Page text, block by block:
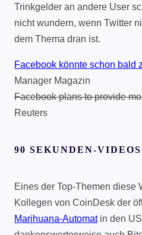
Trinkgelder an andere User
nicht wundern, wenn Twitter
dem Thema dran ist.
Facebook könnte schon bald
Manager Magazin
Facebook plans to provide
Reuters
90 SEKUNDEN-
Eines der Top-Themen diese
Kollegen von CoinDesk der
Marihuana-Automatin den